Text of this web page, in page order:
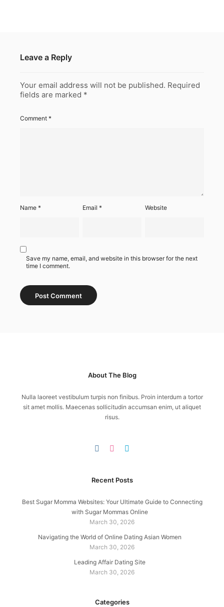
Leave a Reply
Your email address will not be published. Required
fields are marked *
Comment *
Name * Email* Website
Save my name, email, and website in this browser for the next
time I comment.
About The Blog
Nulla laoreet vestibulum turpis non finibus. Proin interdum a tortor
sit amet mollis. Maecenas sollicitudin accumsan enim, ut aliquet
risus.
Recent Posts
Best Sugar Momma Websites: Your Ultimate Guide to Connecting
with Sugar Mommas Online
March 30, 2026
Navigating the World of Online Dating Asian Women
March 30, 2026
Leading Affair Dating Site
March 30, 2026
Categories